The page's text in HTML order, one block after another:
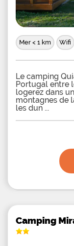
Mer < 1 km Wifi
Le camping
Portugal entre
logerez dans
montagnes de
les dun
Camping